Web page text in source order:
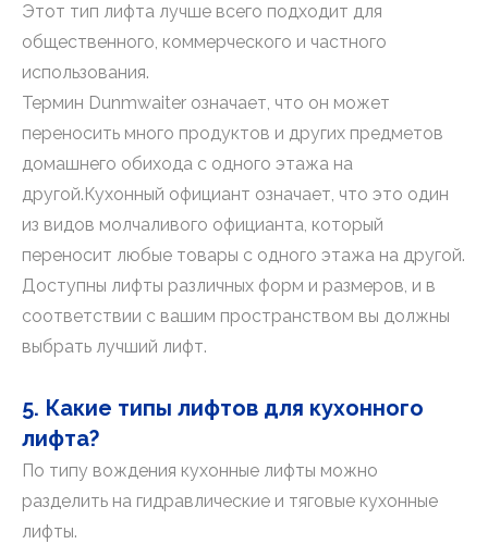
Этот тип лифта лучше всего подходит для
общественного, коммерческого и частного
использования.
Термин Dunmwaiter означает, что он может
переносить много продуктов и других предметов
домашнего обихода с одного этажа на
другой.Кухонный официант означает, что это один
из видов молчаливого официанта, который
переносит любые товары с одного этажа на другой.
Доступны лифты различных форм и размеров, и в
соответствии с вашим пространством вы должны
выбрать лучший лифт.
5. Какие типы лифтов для кухонного
лифта?
По типу вождения кухонные лифты можно
разделить на гидравлические и тяговые кухонные
лифты.